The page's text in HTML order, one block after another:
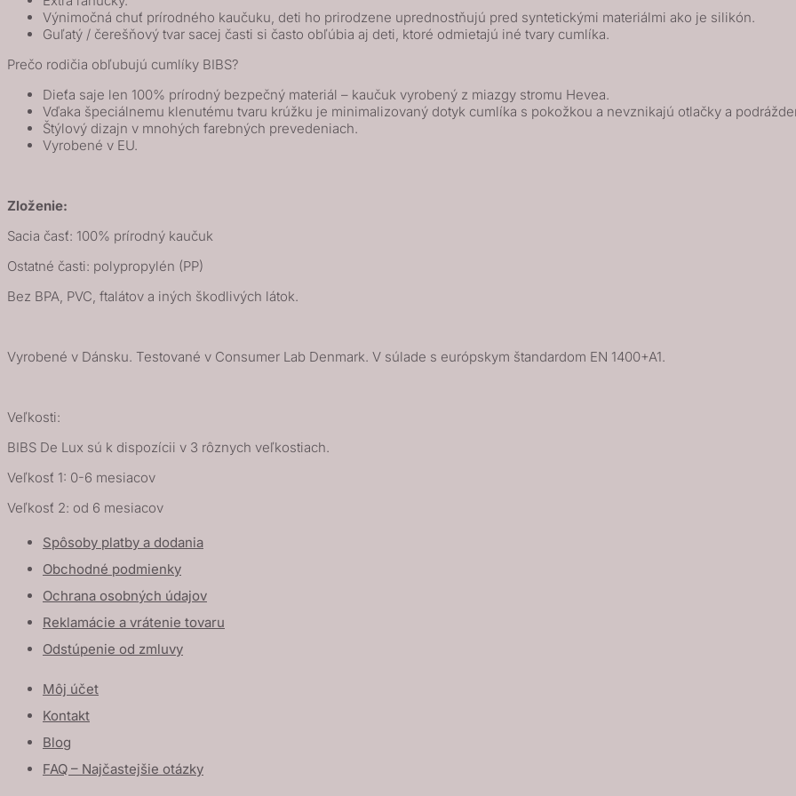
Sage
Výnimočná chuť prírodného kaučuku, deti ho prirodzene uprednostňujú pred syntetickými materiálmi ako je silikón.
Guľatý / čerešňový tvar sacej časti si často obľúbia aj deti, ktoré odmietajú iné tvary cumlíka.
Prečo rodičia obľubujú cumlíky BIBS?
Dieťa saje len 100% prírodný bezpečný materiál – kaučuk vyrobený z miazgy stromu Hevea.
Vďaka špeciálnemu klenutému tvaru krúžku je minimalizovaný dotyk cumlíka s pokožkou a nevznikajú otlačky a
Štýlový dizajn v mnohých farebných prevedeniach.
Vyrobené v EU.
Zloženie:
Sacia časť: 100% prírodný kaučuk
Ostatné časti: polypropylén (PP)
Bez BPA, PVC, ftalátov a iných škodlivých látok.
Vyrobené v Dánsku. Testované v Consumer Lab Denmark. V súlade s európskym štandardom EN 1400+A1.
Veľkosti:
BIBS De Lux sú k dispozícii v 3 rôznych veľkostiach.
Veľkosť 1: 0-6 mesiacov
Veľkosť 2: od 6 mesiacov
Spôsoby platby a dodania
Obchodné podmienky
Ochrana osobných údajov
Reklamácie a vrátenie tovaru
Odstúpenie od zmluvy
Môj účet
Kontakt
Blog
FAQ – Najčastejšie otázky